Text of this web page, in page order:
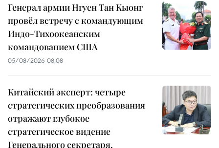
Генерал армии Нгуен Тан Кыонг
провёл встречу с командующим
Индо-Тихоокеанским
командованием США
05/08/2026 08:08
Китайский эксперт: четыре
стратегических преобразования
отражают глубокое
стратегическое видение
Генерального секретаря,